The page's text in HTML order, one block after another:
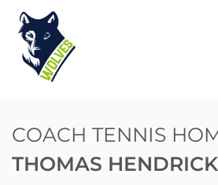
Skip
content
COACH TENNIS
THOMAS HENDRICK